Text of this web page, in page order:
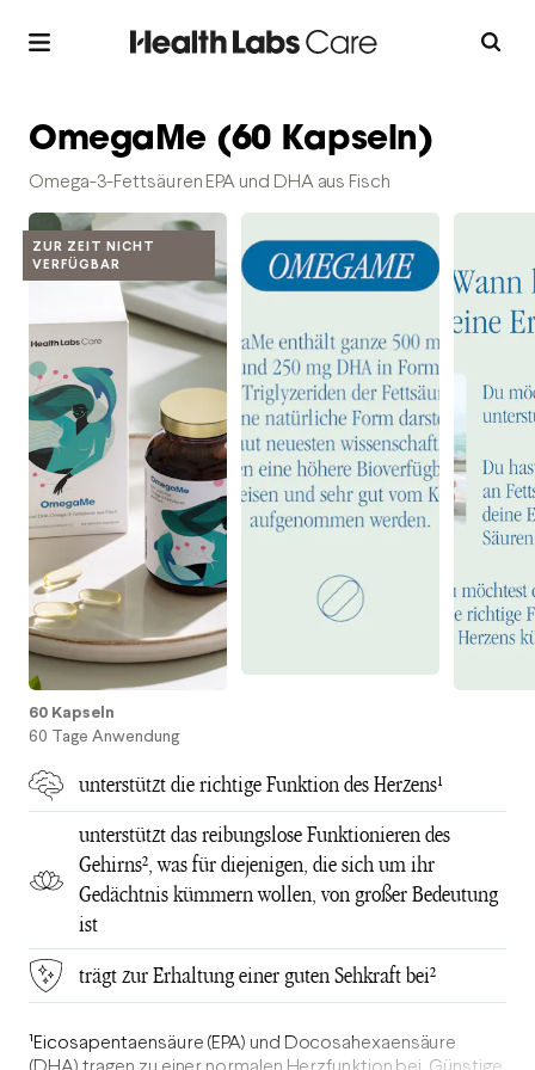
Omega-3-Fettsäuren EPA und DHA aus Fisch
OmegaMe (60 Kapseln)
ZUR ZEIT NICHT
VERFÜGBAR
60 Kapseln
60 Tage Anwendung
unterstützt die richtige Funktion des Herzens¹
unterstützt das reibungslose Funktionieren des
Gehirns², was für diejenigen, die sich um ihr
Gedächtnis kümmern wollen, von großer Bedeutung
ist
trägt zur Erhaltung einer guten Sehkraft bei²
¹Eicosapentaensäure (EPA) und Docosahexaensäure